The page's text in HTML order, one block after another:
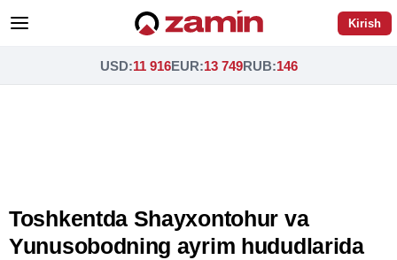
Kirish
USD:11 916EUR:13 749RUB:146
Toshkentda Shayxontohur va
Yunusobodning ayrim hududlarida